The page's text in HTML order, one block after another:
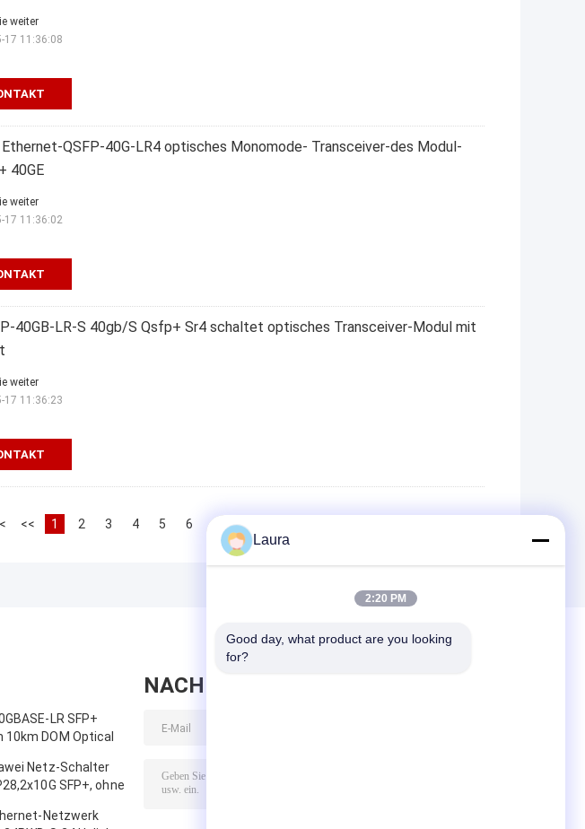
weiter
17 11:36:08
Ethernet-QSFP-40G-LR4 optisches Monomode- Transceiver-des Modul-
40GE
weiter
17 11:36:02
40GB-LR-S 40gb/S Qsfp+ Sr4 schaltet optisches Transceiver-Modul mit
weiter
17 11:36:23
|< << 1 2 3 4 5 6 8
LR SFP+
10km DOM Optical
Netz-Schalter
SFP+, ohne
Netzwerk
NACHRICHT HINTERLASSEN
Laura
2:20 PM
Good day, what product are you looking
for?